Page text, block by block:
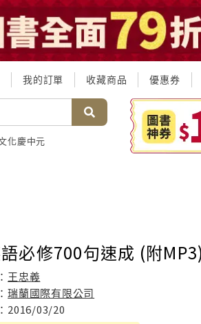
我的訂單 收藏商品 優惠券
化慶中元
必修700句速成 (附
王忠義
瑞蘭國際有限公司
2016/03/20